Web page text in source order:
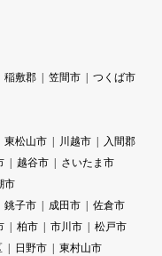
稲敷郡 笠間市
つくば市
東松山市 川越市
入間郡
越谷市
さいたま市
市
銚子市 成田市
佐倉市
柏市 市川市
松戸市
日野市
東村山市